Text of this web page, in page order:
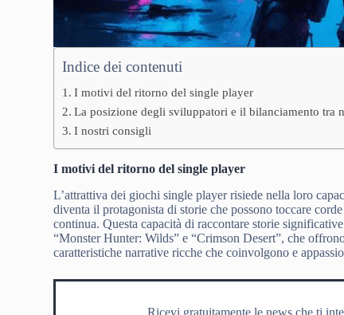
Indice dei contenuti
I motivi del ritorno del single player
La posizione degli sviluppatori e il bilanciamento tra
I nostri consigli
I motivi del ritorno del single player
L’attrattiva dei giochi single player risiede nella loro
diventa il protagonista di storie che possono toccare
continua. Questa capacità di raccontare storie
“Monster Hunter: Wilds” e “Crimson Desert”, che
caratteristiche narrative ricche che coinvolgono e
Ricevi gratuitamente le news che ti